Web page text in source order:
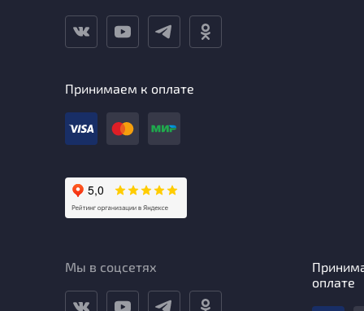
Принимаем к оплате
Мы в соцсетях
оплате